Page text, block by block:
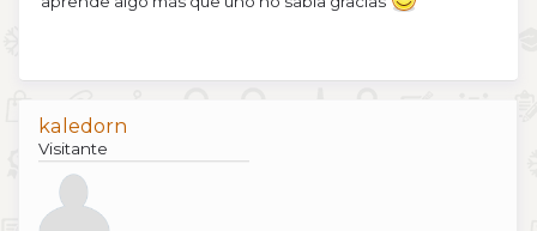
kaledorn
Visitante